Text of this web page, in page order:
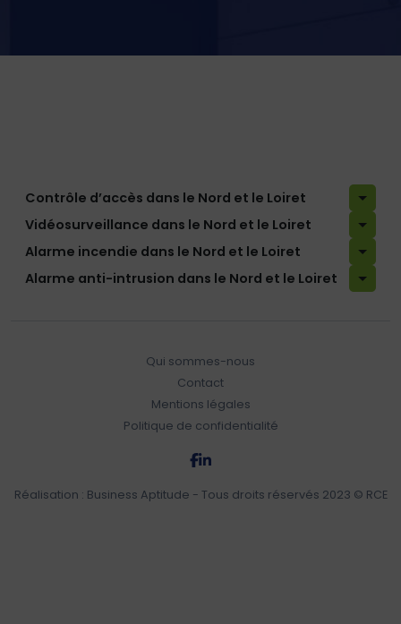
Contrôle d’accès dans le Nord et le Loiret
Vidéosurveillance dans le Nord et le Loiret
Alarme incendie dans le Nord et le Loiret
Alarme anti-intrusion dans le Nord et le Loiret
Qui sommes-nous
Contact
Mentions légales
Politique de confidentialité
Réalisation : Business Aptitude - Tous droits réservés 2023 © RCE